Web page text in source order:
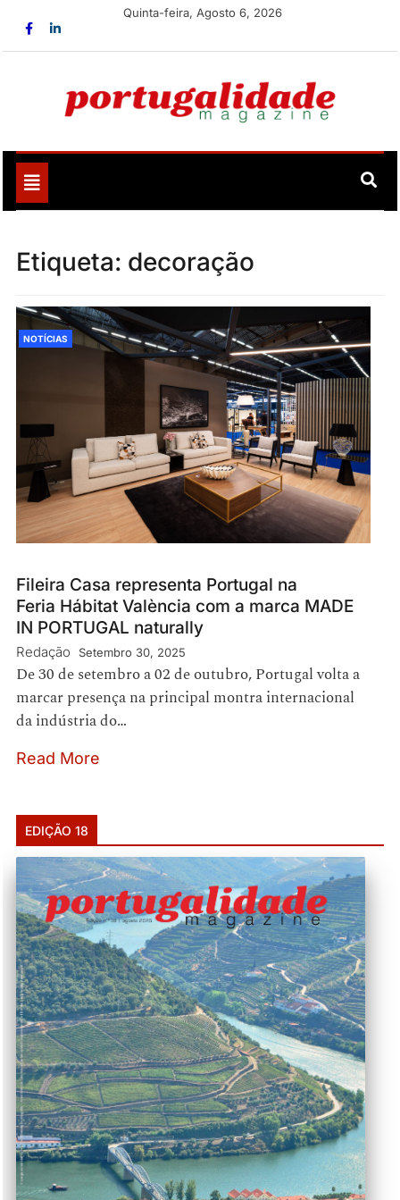
Quinta-feira, Agosto 6, 2026
Portugalidade
Toggle
navigation
Etiqueta: decoração
NOTÍCIAS
Fileira Casa representa Portugal na
Feria Hábitat València com a marca MADE
IN PORTUGAL naturally
Redação Setembro 30, 2025
De 30 de setembro a 02 de outubro, Portugal volta a
marcar presença na principal montra internacional
da indústria do…
Read More
EDIÇÃO 18